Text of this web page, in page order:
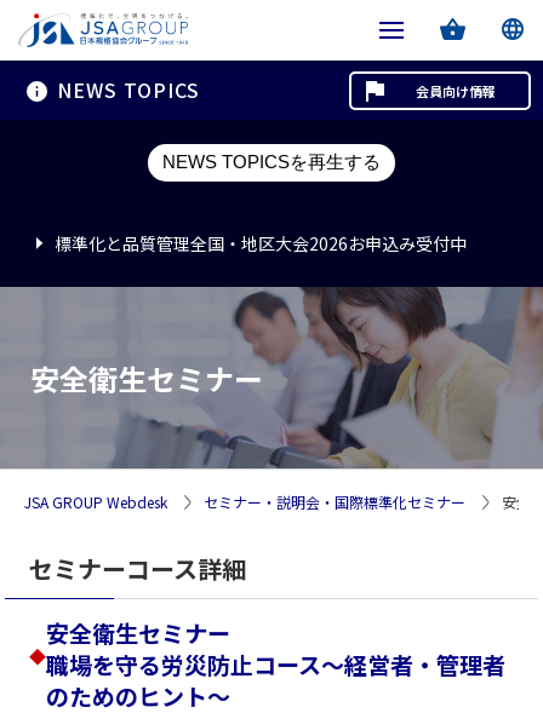
NEWS TOPICS
NEWS TOPICSを再生する
標準化と品質管理全国・地区大会2026お申込み受付中
標準化と品質管理全国・地区大会2026お申込み受付中
標準化と品質管理全国・地区大会2026お申込み受付中
会員向け情報
安全衛生セミナー
JSA GROUP Webdesk セミナー・説明会・国際標準化セミナー 安全
セミナーコース詳細
◆
安全衛生セミナー
職場を守る労災防止コース～経営者・管理者
のためのヒント～